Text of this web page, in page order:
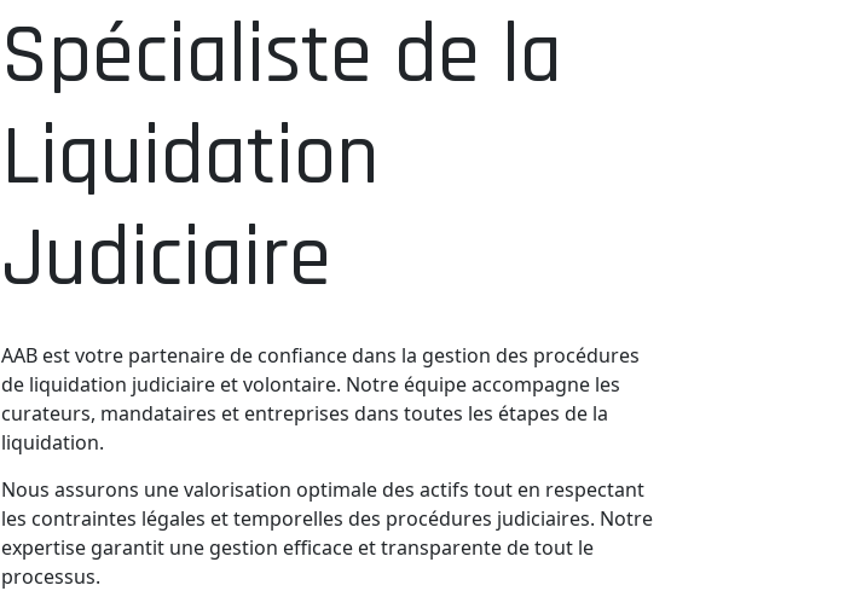
Spécialiste de la
Liquidation
Judiciaire
AAB est votre partenaire de confiance dans la gestion des procédures
de liquidation judiciaire et volontaire. Notre équipe accompagne les
curateurs, mandataires et entreprises dans toutes les étapes de la
liquidation.
Nous assurons une valorisation optimale des actifs tout en respectant
les contraintes légales et temporelles des procédures judiciaires. Notre
expertise garantit une gestion efficace et transparente de tout le
processus.